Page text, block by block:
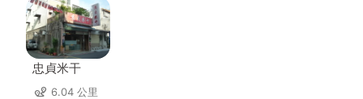
忠貞米干
6.04 公里